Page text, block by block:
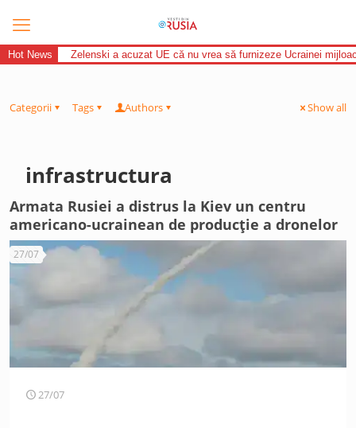
Hot News Zelenski a acuzat UE că nu vrea să furnizeze Ucrainei
Categorii Tags Authors Show all
infrastructura
Armata Rusiei a distrus la Kiev un centru
americano-ucrainean de producție a dronelor
27/07
27/07